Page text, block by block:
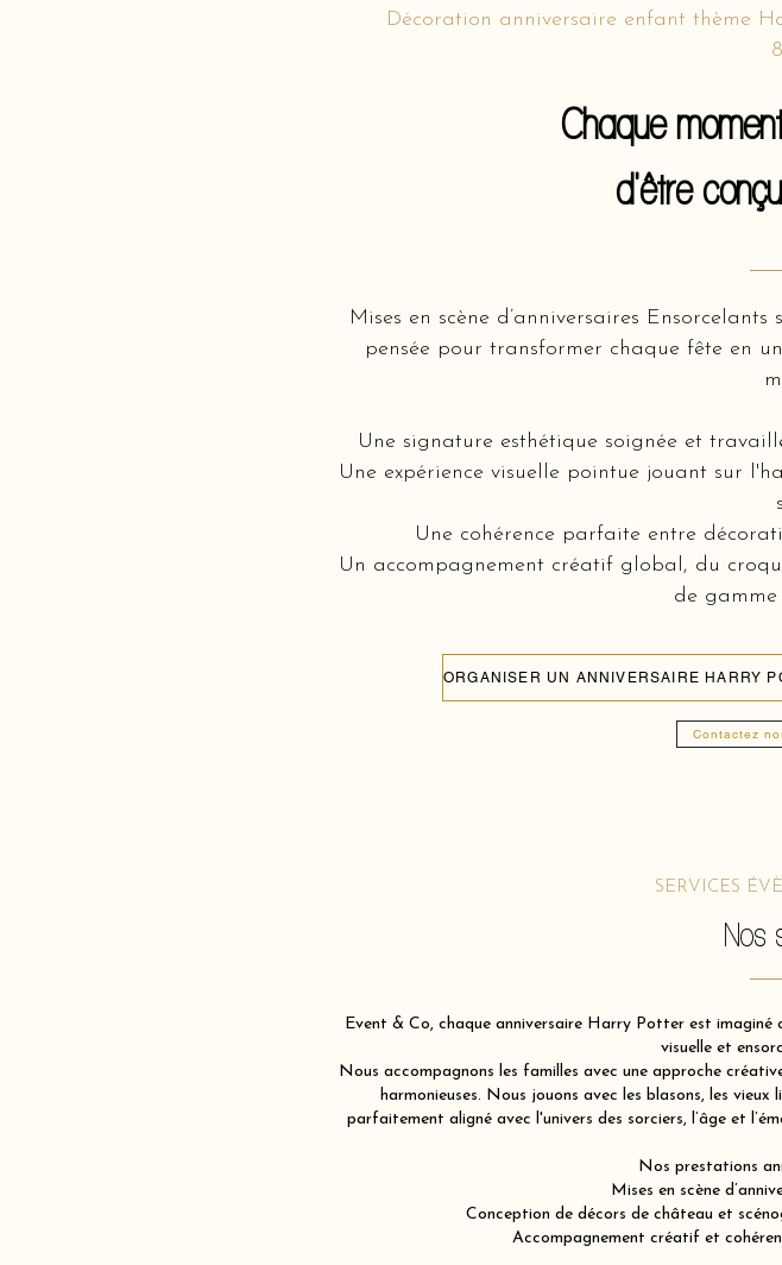
Décoration anniversaire enfant thème
Chaque
d'être
Mises en scène d’anniversaires
pensée pour transformer chaque fête en
Une signature esthétique soignée et
Une expérience visuelle pointue jouant sur
Une cohérence parfaite entre
Un accompagnement créatif global, du
de
Contactez
SERVICES
Nos
Event & Co, chaque anniversaire Harry Potter est imaginé
visuelle et
Nous accompagnons les familles avec une approche
harmonieuses. Nous jouons avec les blasons, les
parfaitement aligné avec l'univers des sorciers, l’âge et
Nos prestations
Mises en scène
Conception de décors de château et
Accompagnement créatif et